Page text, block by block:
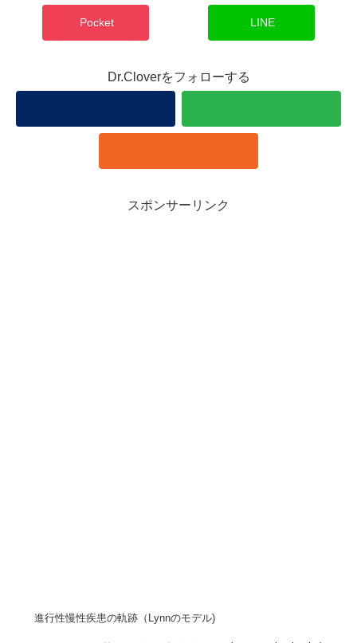
Pocket LINE
Dr.Cloverをフォローする
スポンサーリンク
進行性慢性疾患の軌跡（Lynnのモデル)